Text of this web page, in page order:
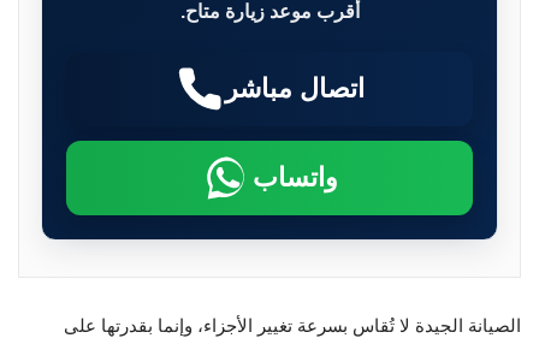
أقرب موعد زيارة متاح.
اتصال مباشر
واتساب
الصيانة الجيدة لا تُقاس بسرعة تغيير الأجزاء، وإنما بقدرتها على